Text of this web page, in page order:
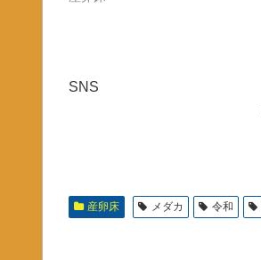
SNS
産卵床 メダカ 令和